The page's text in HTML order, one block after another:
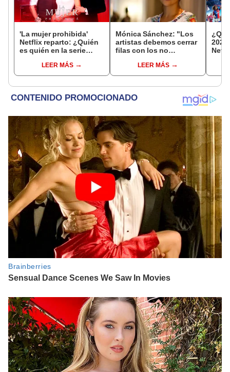
'La mujer prohibida'
Netflix reparto: ¿Quién
es quién en la serie
protagonizada por
Valerie Domínguez?
LEER MÁS
Mónica Sánchez: "Los
artistas debemos cerrar
filas con los no
ellos es la libertad"
LEER MÁS